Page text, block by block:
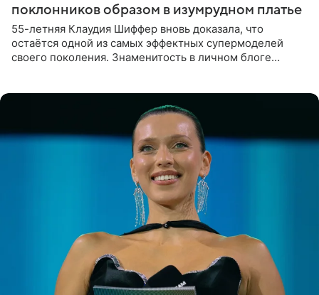
поклонников образом в изумрудном платье
55-летняя Клаудия Шиффер вновь доказала, что
остаётся одной из самых эффектных супермоделей
своего поколения. Знаменитость в личном блоге